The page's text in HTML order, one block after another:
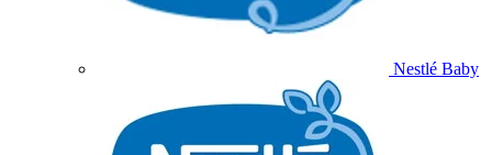
Nestlé Baby